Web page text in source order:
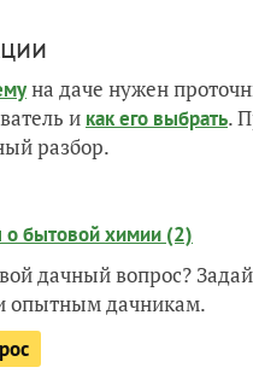
на даче нужен
и как его выбрать.
разбор.
о бытовой химии (2)
дачный вопрос?
опытным дачникам.